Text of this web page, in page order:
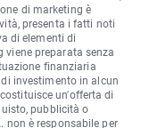
di marketing è
presenta i fatti noti
di elementi di
preparata senza
finanziaria
investimento in alcun
un'offerta di
pubblicità o
non è responsabile per